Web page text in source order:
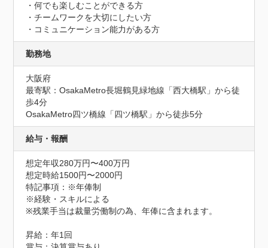
・何でも楽しむことができる方
・チームワークを大切にしたい方
・コミュニケーション能力がある方
勤務地
大阪府
最寄駅：OsakaMetro長堀鶴見緑地線「西大橋駅」から徒
歩4分
OsakaMetro四ツ橋線「四ツ橋駅」から徒歩5分
給与・報酬
想定年収280万円〜400万円
想定時給1500円〜2000円
特記事項：※年俸制
※経験・スキルによる
※残業手当は裁量労働制の為、年俸に含まれます。
昇給：年1回